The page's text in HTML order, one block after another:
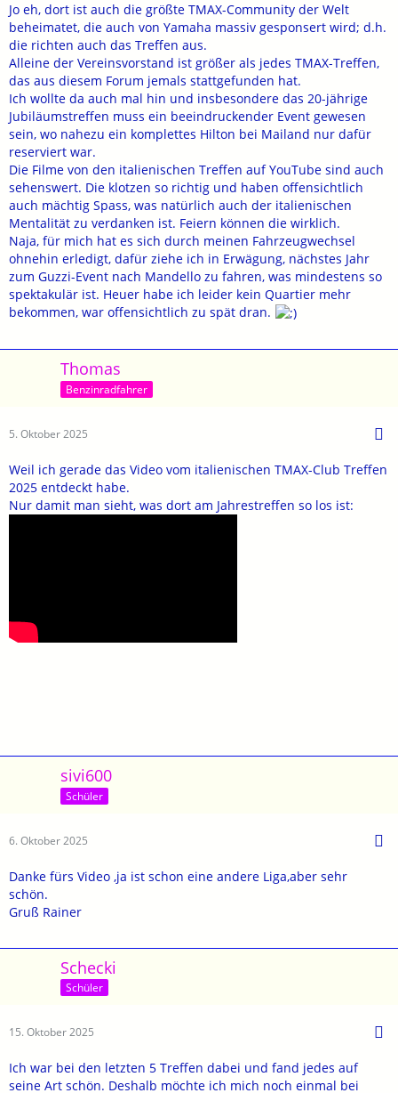
Jo eh, dort ist auch die größte TMAX-Community der Welt
beheimatet, die auch von Yamaha massiv gesponsert wird; d.h.
die richten auch das Treffen aus.
Alleine der Vereinsvorstand ist größer als jedes TMAX-Treffen,
das aus diesem Forum jemals stattgefunden hat.
Ich wollte da auch mal hin und insbesondere das 20-jährige
Jubiläumstreffen muss ein beeindruckender Event gewesen
sein, wo nahezu ein komplettes Hilton bei Mailand nur dafür
reserviert war.
Die Filme von den italienischen Treffen auf YouTube sind auch
sehenswert. Die klotzen so richtig und haben offensichtlich
auch mächtig Spass, was natürlich auch der italienischen
Mentalität zu verdanken ist. Feiern können die wirklich.
Naja, für mich hat es sich durch meinen Fahrzeugwechsel
ohnehin erledigt, dafür ziehe ich in Erwägung, nächstes Jahr
zum Guzzi-Event nach Mandello zu fahren, was mindestens so
spektakulär ist. Heuer habe ich leider kein Quartier mehr
bekommen, war offensichtlich zu spät dran.
Thomas
Benzinradfahrer
5. Oktober 2025
Weil ich gerade das Video vom italienischen TMAX-Club Treffen
2025 entdeckt habe.
Nur damit man sieht, was dort am Jahrestreffen so los ist:
sivi600
Schüler
6. Oktober 2025
Danke fürs Video ,ja ist schon eine andere Liga,aber sehr
schön.
Gruß Rainer
Schecki
Schüler
15. Oktober 2025
Ich war bei den letzten 5 Treffen dabei und fand jedes auf
seine Art schön. Deshalb möchte ich mich noch einmal bei